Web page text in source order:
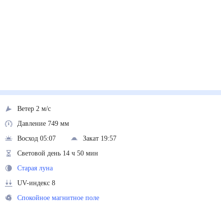
Ветер 2 м/с
Давление 749 мм
Восход 05:07
Закат 19:57
Световой день 14 ч 50 мин
Старая луна
UV-индекс 8
Спокойное магнитное поле